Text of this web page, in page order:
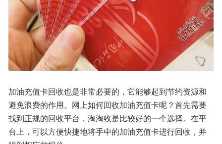
加油充值卡回收也是非常必要的，它能够起到节约资源和
避免浪费的作用。网上如何回收加油充值卡呢？首先需要
找到正规的回收平台，淘淘收是比较好的一个选择。在平
台上，可以方便快捷地将手中的加油充值卡进行回收，并